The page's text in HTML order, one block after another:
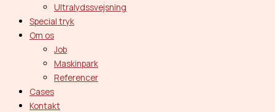
Ultralydssvejsning
Special tryk
Om os
Job
Maskinpark
Referencer
Cases
Kontakt